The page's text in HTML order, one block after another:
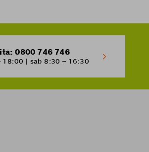
0800 746 746
18:00 | sab 8:30 – 16:30